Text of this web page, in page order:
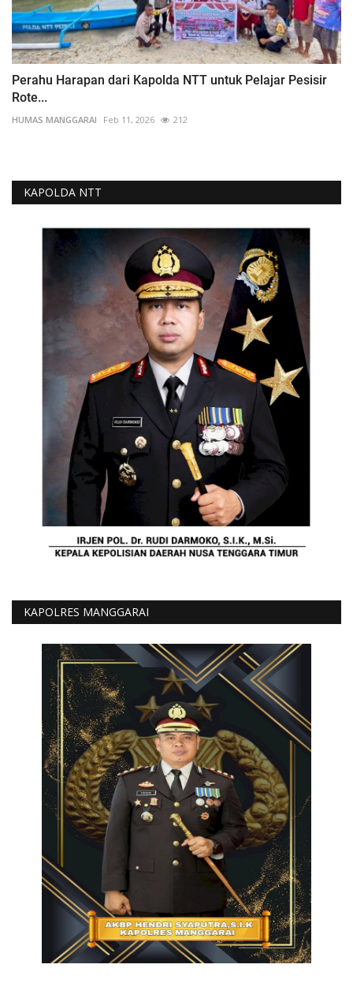
Perahu Harapan dari Kapolda NTT untuk Pelajar Pesisir
Rote...
HUMAS MANGGARAI Feb 11, 2026 212
KAPOLDA NTT
KAPOLRES MANGGARAI